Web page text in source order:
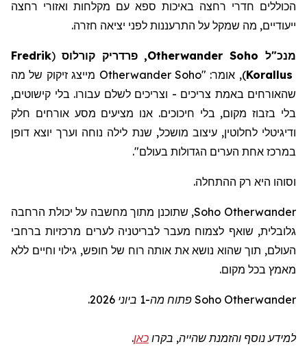
הכוללים חדרי רחצה באיכות ספא עם מקלחות ואזורי רחצה
ייעודיים, מה שמקל על התרעננות לפני יציאה חזרה.
מנכ"ל Otherwander Soho , פרדריקקורלוס (
Fredrik
Korallus
), אומר: "Otherwander Soho מייצג זיקוק של מה
שהאורחים באמת צריכים - וצריכים לשלם עבורו. בלי קישוטים,
בלי בזבוז מקום, בלי חיכוכים. אנו מציעים מסע אורחים חלק
ודיגיטלי לחלוטין, עיצוב מושכל, שנת לילה נוחה וערך יוצא דופן
במרכז אחת הערים הגדולות בעולם".
וסוהו היא רק ההתחלה.
Otherwander
Soho, שתוכנן מתוך מחשבה על יכולת הרחבה
גלובלית, שואף לצמוח מעבר לבריטניה לערים מרכזיות ברחבי
העולם, תוך שהוא נושא את אותה רוח של חופש, גילוי וחיים ללא
מאמץ בכל מקום.
Otherwander
Soho פתוח מה-1 ביוני 2026.
למידע נוסף והזמנת שהייה, בקרו כאן.